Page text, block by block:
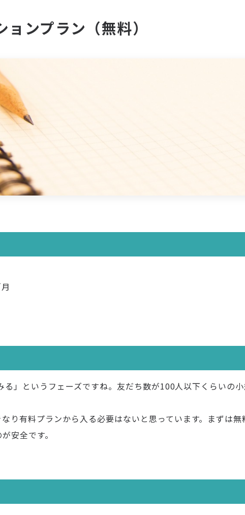
ンプラン（無料）
る」というフェーズですね。友だち数が100人以下くらいの
り有料プランから入る必要はないと思っています。まずは
安全です。